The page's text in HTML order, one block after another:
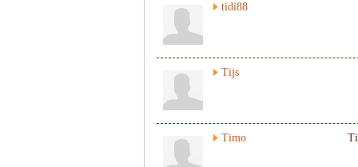
tidi88
Tijs
Timo